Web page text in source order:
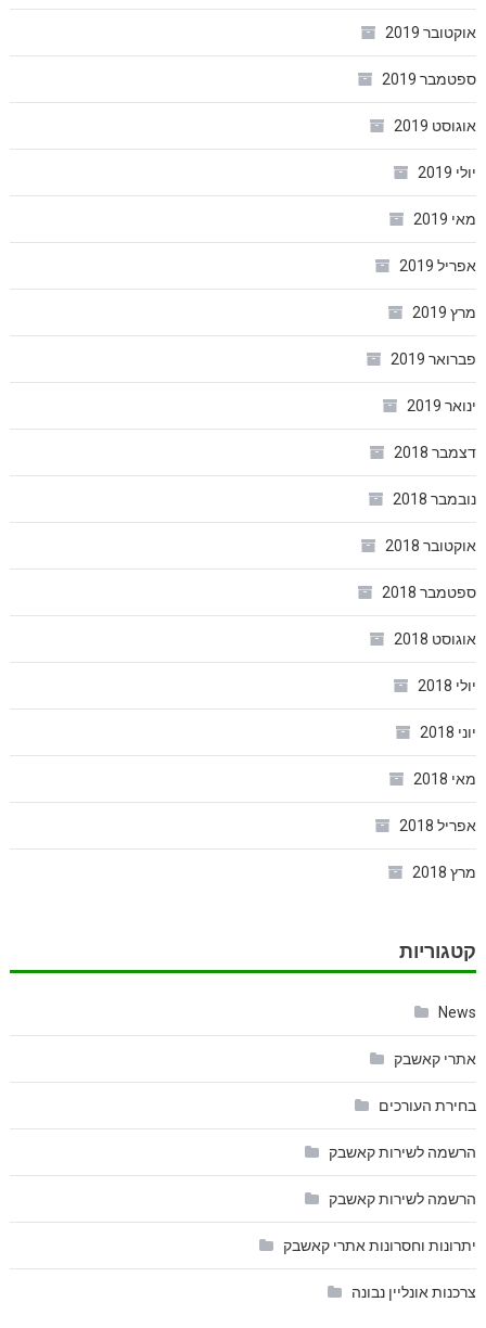
אוקטובר 2019
ספטמבר 2019
אוגוסט 2019
יולי 2019
מאי 2019
אפריל 2019
מרץ 2019
פברואר 2019
ינואר 2019
דצמבר 2018
נובמבר 2018
אוקטובר 2018
ספטמבר 2018
אוגוסט 2018
יולי 2018
יוני 2018
מאי 2018
אפריל 2018
מרץ 2018
קטגוריות
News
אתרי קאשבק
בחירת העורכים
הרשמה לשירות קאשבק
הרשמה לשירות קאשבק
יתרונות וחסרונות אתרי קאשבק
צרכנות אונליין נבונה